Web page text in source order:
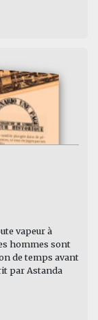
vapeur à
hommes sont
de temps avant
par Astanda